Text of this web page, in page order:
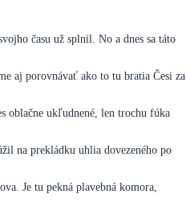
času už splnil. No a dnes sa táto
aj porovnávať ako to tu bratia Česi za
oblačne ukľudnené, len trochu fúka
na prekládku uhlia dovezeného po
Je tu pekná plavebná komora,